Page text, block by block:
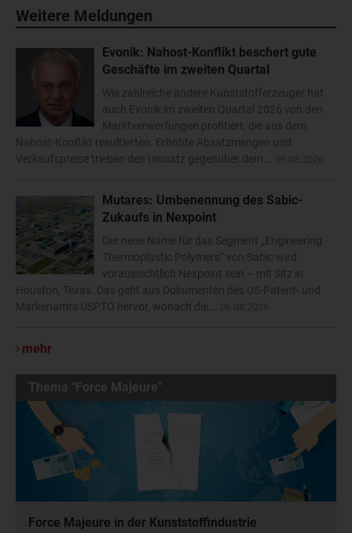
Weitere Meldungen
Evonik: Nahost-Konflikt beschert gute
Geschäfte im zweiten Quartal
Wie zahlreiche andere Kunststofferzeuger hat
auch Evonik im zweiten Quartal 2026 von den
Marktverwerfungen profitiert, die aus dem
Nahost-Konflikt resultierten. Erhöhte Absatzmengen und
Verkaufspreise trieben den Umsatz gegenüber dem...
Mutares: Umbenennung des Sabic-
Zukaufs in Nexpoint
Der neue Name für das Segment „Engineering
Thermoplastic Polymers“ von Sabic wird
voraussichtlich Nexpoint sein – mit Sitz in
Houston, Texas. Das geht aus Dokumenten des US-Patent- und
Markenamts USPTO hervor, wonach die...
mehr
Thema "Force Majeure"
Force Majeure in der Kunststoffindustrie